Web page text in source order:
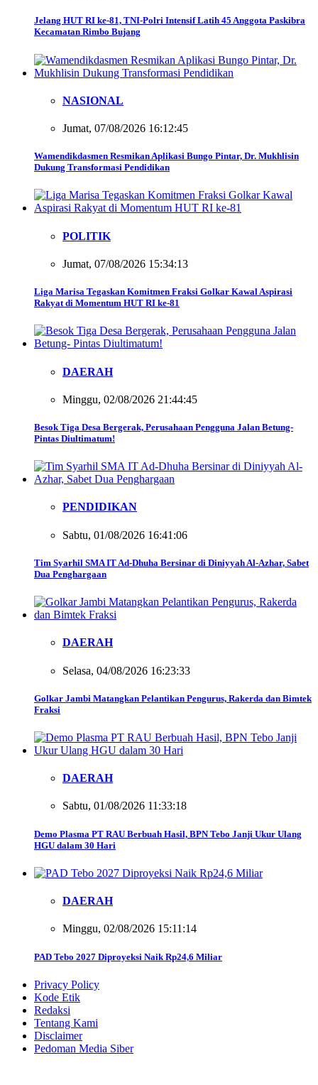
Jelang HUT RI ke-81, TNI-Polri Intensif Latih 45 Anggota Paskibra
Kecamatan Rimbo Bujang
NASIONAL
Jumat, 07/08/2026 16:12:45
Wamendikdasmen Resmikan Aplikasi Bungo Pintar, Dr. Mukhlisin
Dukung Transformasi Pendidikan
POLITIK
Jumat, 07/08/2026 15:34:13
Liga Marisa Tegaskan Komitmen Fraksi Golkar Kawal Aspirasi
Rakyat di Momentum HUT RI ke-81
DAERAH
Minggu, 02/08/2026 21:44:45
Besok Tiga Desa Bergerak, Perusahaan Pengguna Jalan Betung-
Pintas Diultimatum!
PENDIDIKAN
Sabtu, 01/08/2026 16:41:06
Tim Syarhil SMA IT Ad-Dhuha Bersinar di Diniyyah Al-Azhar, Sabet
Dua Penghargaan
DAERAH
Selasa, 04/08/2026 16:23:33
Golkar Jambi Matangkan Pelantikan Pengurus, Rakerda dan Bimtek
Fraksi
DAERAH
Sabtu, 01/08/2026 11:33:18
Demo Plasma PT RAU Berbuah Hasil, BPN Tebo Janji Ukur Ulang
HGU dalam 30 Hari
DAERAH
Minggu, 02/08/2026 15:11:14
PAD Tebo 2027 Diproyeksi Naik Rp24,6 Miliar
Privacy Policy
Kode Etik
Redaksi
Tentang Kami
Disclaimer
Pedoman Media Siber